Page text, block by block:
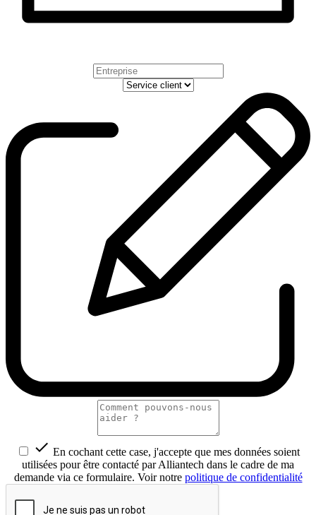
 En cochant cette case, j'accepte que mes données soient
utilisées pour être contacté par Alliantech dans le cadre de ma
demande via ce formulaire. Voir notre politique de confidentialité